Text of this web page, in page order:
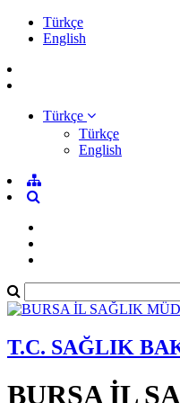
Türkçe
English
Türkçe
Türkçe
English
T.C. SAĞLIK
BURSA İL